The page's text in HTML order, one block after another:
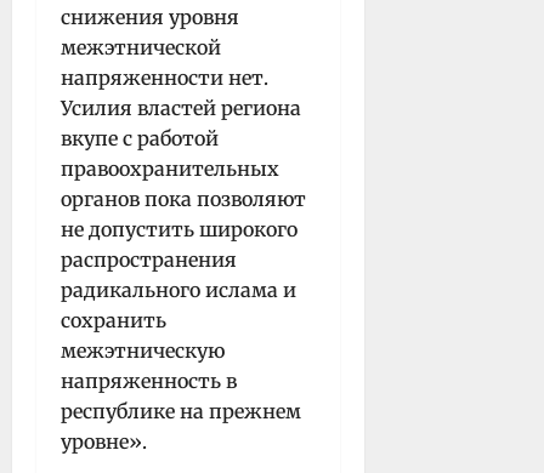
снижения уровня
межэтнической
напряженности нет.
Усилия властей региона
вкупе с работой
правоохранительных
органов пока позволяют
не допустить широкого
распространения
радикального ислама и
сохранить
межэтническую
напряженность в
республике на прежнем
уровне».